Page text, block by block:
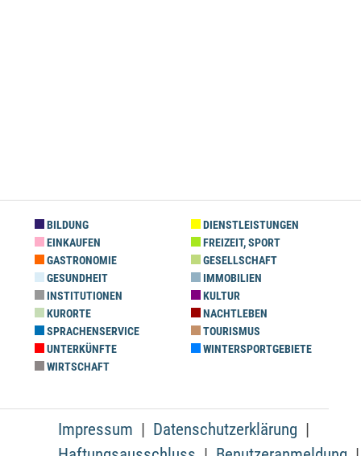
BILDUNG
DIENSTLEISTUNGEN
EINKAUFEN
FREIZEIT, SPORT
GASTRONOMIE
GESELLSCHAFT
GESUNDHEIT
IMMOBILIEN
INSTITUTIONEN
KULTUR
KURORTE
NACHTLEBEN
SPRACHENSERVICE
TOURISMUS
UNTERKÜNFTE
WINTERSPORTGEBIETE
WIRTSCHAFT
Impressum
Datenschutzerklärung